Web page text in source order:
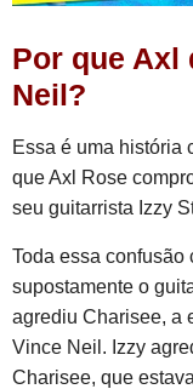
Por que Axl
Neil?
Essa é uma história
que Axl Rose
seu guitarrista Izzy
Toda essa confusão
supostamente o
agrediu Charisee, a
Vince Neil. Izzy
Charisee, que